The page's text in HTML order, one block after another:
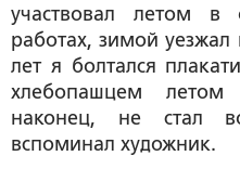
участвовал летом в
работах, зимой
лет я болтался
хлебопашцем
наконец, не стал
вспоминал художник.